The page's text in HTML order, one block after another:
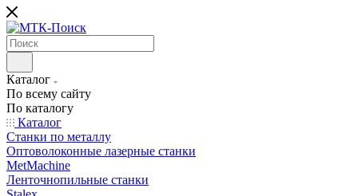
Каталог
По всему сайту
По каталогу
Каталог
Станки по металлу
Оптоволоконные лазерные станки
MetMachine
Ленточнопильные станки